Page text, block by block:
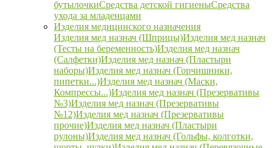
бутылочкиСредства детской гигиеныСредства
ухода за младенцами
Изделия медицинского назначения
Изделия мед назнач (Шприцы)Изделия мед назнач
(Тесты на беременность)Изделия мед назнач
(Салфетки)Изделия мед назнач (Пластыри
наборы)Изделия мед назнач (Горчишники,
пипетки...)Изделия мед назнач (Маски,
Компрессы...)Изделия мед назнач (Презервативы
№3)Изделия мед назнач (Презервативы
№12)Изделия мед назнач (Презервативы
прочие)Изделия мед назнач (Пластыри
рулоны)Изделия мед назнач (Гольфы, колготки,